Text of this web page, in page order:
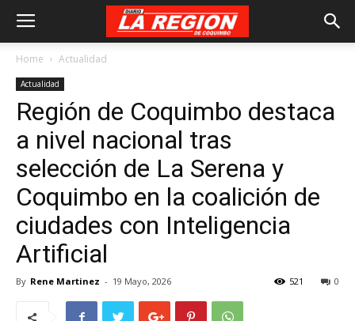
Home Actualidad
Actualidad
Región de Coquimbo destaca
a nivel nacional tras
selección de La Serena y
Coquimbo en la coalición de
ciudades con Inteligencia
Artificial
By Rene Martinez - 19 Mayo, 2026 0
521